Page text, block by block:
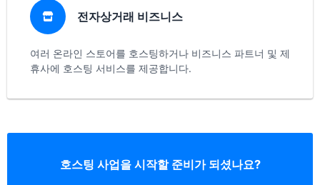
전자상거래 비즈니스
여러 온라인 스토어를 호스팅하거나 비즈니스 파트너 및 제
휴사에 호스팅 서비스를 제공합니다.
호스팅 사업을 시작할 준비가 되셨나요?